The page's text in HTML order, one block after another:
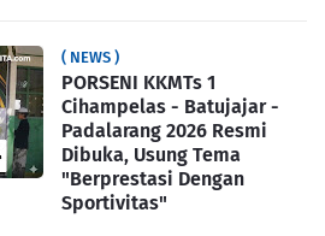
( NEWS )
PORSENI KKMTs 1
Cihampelas - Batujajar -
Padalarang 2026 Resmi
Dibuka, Usung Tema
"Berprestasi Dengan
Sportivitas"